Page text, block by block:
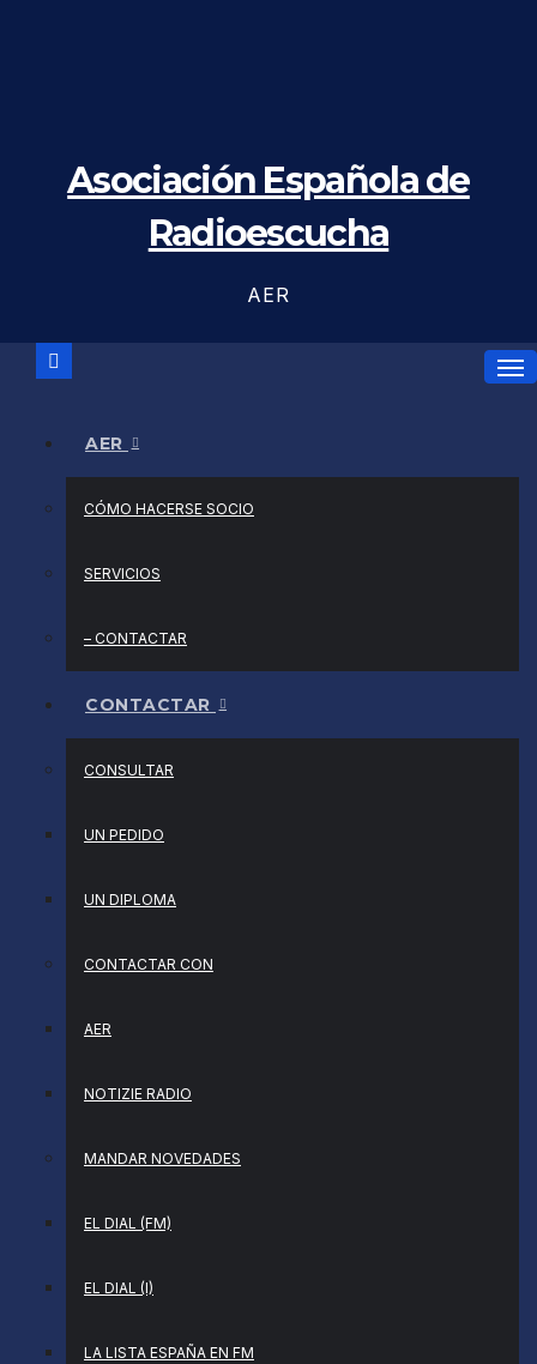
Asociación Española de
Radioescucha
AER
AER
CÓMO HACERSE SOCIO
SERVICIOS
– CONTACTAR
CONTACTAR
CONSULTAR
UN PEDIDO
UN DIPLOMA
CONTACTAR CON
AER
NOTIZIE RADIO
MANDAR NOVEDADES
EL DIAL (FM)
EL DIAL (I)
LA LISTA ESPAÑA EN FM